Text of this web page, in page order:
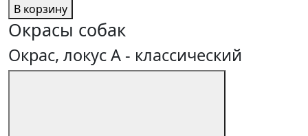
В корзину
Окрасы собак
Окрас, локус A - классический